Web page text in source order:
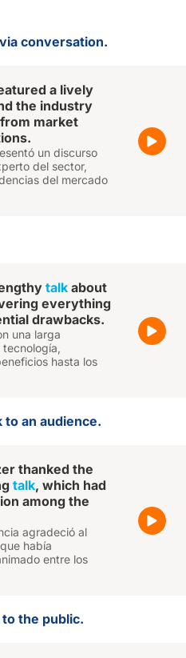
conversation.
a lively
the industry
market
un discurso
del sector,
del mercado
talk about
everything
drawbacks.
una larga
hasta los
to an audience.
thanked the
talk, which had
among the
agradeció al
había
entre los
the public.